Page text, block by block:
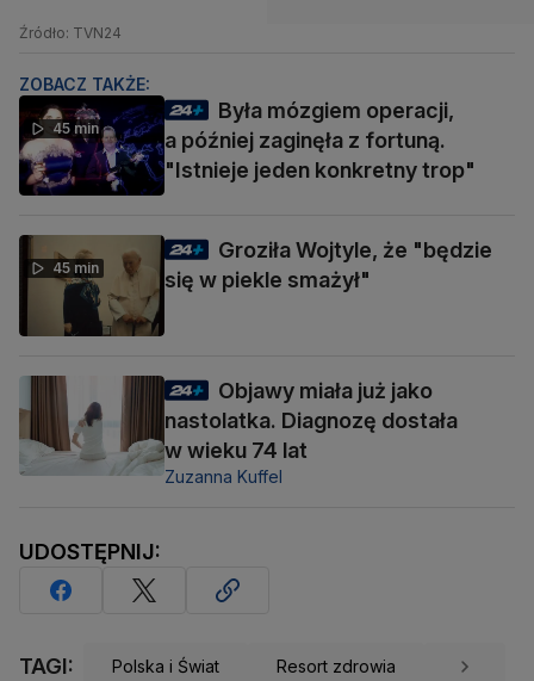
Źródło: TVN24
ZOBACZ TAKŻE:
45 min
Była mózgiem operacji,
a później zaginęła z fortuną.
"Istnieje jeden konkretny trop"
45 min
Groziła Wojtyle, że "będzie
się w piekle smażył"
Objawy miała już jako
nastolatka. Diagnozę dostała
w wieku 74 lat
Zuzanna Kuffel
UDOSTĘPNIJ:
TAGI: Polska i Świat Resort zdrowia